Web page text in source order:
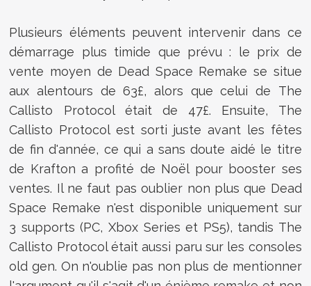
Plusieurs éléments peuvent intervenir dans ce
démarrage plus timide que prévu : le prix de
vente moyen de Dead Space Remake se situe
aux alentours de 63£, alors que celui de The
Callisto Protocol était de 47£. Ensuite, The
Callisto Protocol est sorti juste avant les fêtes
de fin d'année, ce qui a sans doute aidé le titre
de Krafton a profité de Noël pour booster ses
ventes. Il ne faut pas oublier non plus que Dead
Space Remake n'est disponible uniquement sur
3 supports (PC, Xbox Series et PS5), tandis The
Callisto Protocol était aussi paru sur les consoles
old gen. On n'oublie pas non plus de mentionner